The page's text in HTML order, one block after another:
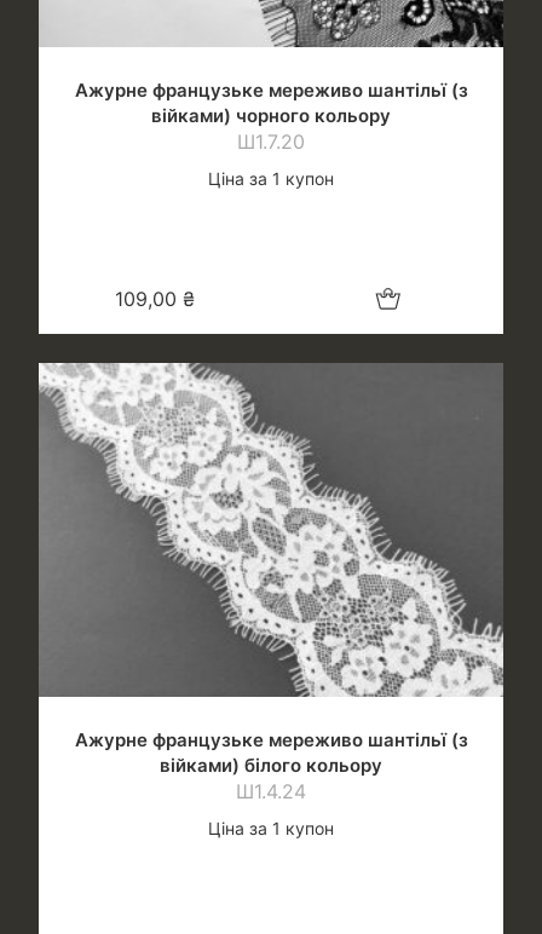
Ажурне французьке мереживо шантільї (з
війками) чорного кольору
Ш1.7.20
Ціна за 1 купон
109,00 ₴ Додати в кошик
Ажурне французьке мереживо шантільї (з
війками) білого кольору
Ш1.4.24
Ціна за 1 купон